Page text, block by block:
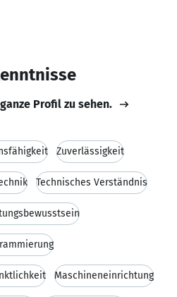
Profil zu sehen.
Zuverlässigkeit
Technisches Verständnis
Maschineneinrichtung